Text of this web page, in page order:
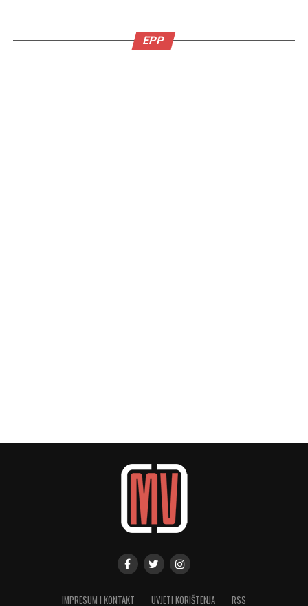
EPP
IMPRESUM I KONTAKT UVJETI KORIŠTENJA RSS